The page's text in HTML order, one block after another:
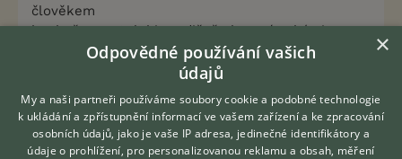
člověkem
koukněte na Saluki, tradičně chovaní, také si
neběhají za zajícem, jak se jim líbí.. to je chrt,
myslíte, že ukážu míček a pes běží ke mně ? to by
se mi líbilo :-) ne, dostane něco na trhání až
potom, když k ní dojdu, díváme se na zvěř, tak aby
×
Odpovědné používání vašich
údajů
My a naši partneři používáme soubory cookie a podobné technologie
k ukládání a zpřístupnění informací ve vašem zařízení a ke zpracování
osobních údajů, jako je vaše IP adresa, jedinečné identifikátory a
údaje o prohlížení, pro personalizovanou reklamu a obsah, měření